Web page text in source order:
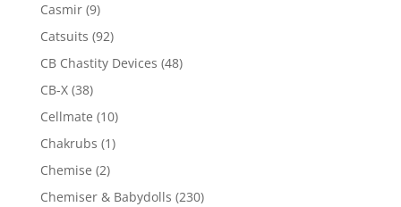
Casmir (9)
Catsuits (92)
CB Chastity Devices (48)
CB-X (38)
Cellmate (10)
Chakrubs (1)
Chemise (2)
Chemiser & Babydolls (230)